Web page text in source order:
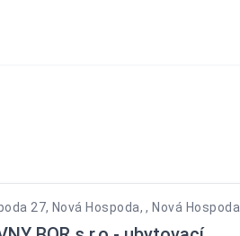
27, Nová Hospoda, , Nová Hospoda